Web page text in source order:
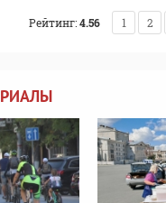
Рейтинг:4.56 1 2